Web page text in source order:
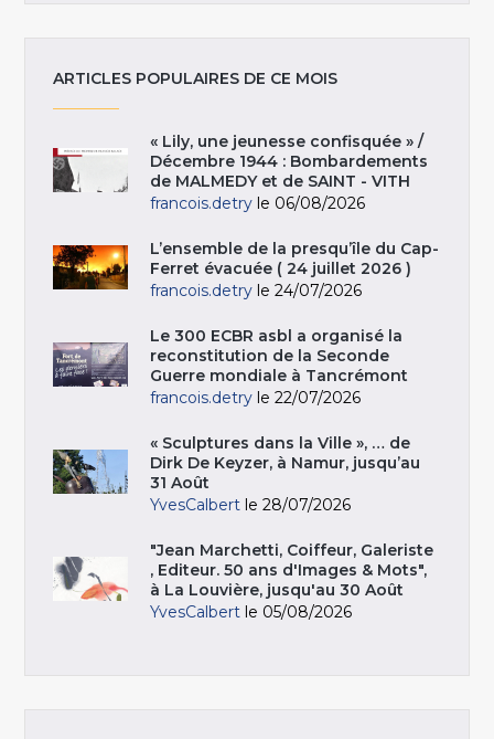
ARTICLES POPULAIRES DE CE MOIS
« Lily, une jeunesse confisquée » /
Décembre 1944 : Bombardements
de MALMEDY et de SAINT - VITH
francois.detry le 06/08/2026
L’ensemble de la presqu’île du Cap-
Ferret évacuée ( 24 juillet 2026 )
francois.detry le 24/07/2026
Le 300 ECBR asbl a organisé la
reconstitution de la Seconde
Guerre mondiale à Tancrémont
francois.detry le 22/07/2026
« Sculptures dans la Ville », … de
Dirk De Keyzer, à Namur, jusqu’au
31 Août
YvesCalbert le 28/07/2026
"Jean Marchetti, Coiffeur, Galeriste
, Editeur. 50 ans d'Images & Mots",
à La Louvière, jusqu'au 30 Août
YvesCalbert le 05/08/2026